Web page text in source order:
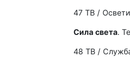
47 ТВ /
Сила света.
48 ТВ /